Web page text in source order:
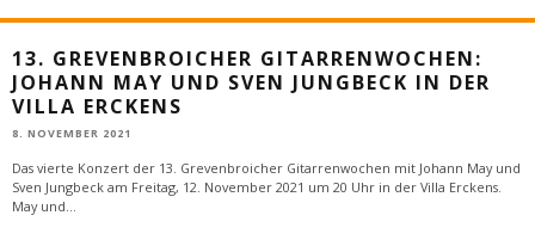
13. GREVENBROICHER GITARRENWOCHEN:
JOHANN MAY UND SVEN JUNGBECK IN DER
VILLA ERCKENS
8. NOVEMBER 2021
Das vierte Konzert der 13. Grevenbroicher Gitarrenwochen mit Johann May und
Sven Jungbeck am Freitag, 12. November 2021 um 20 Uhr in der Villa Erckens.
May und